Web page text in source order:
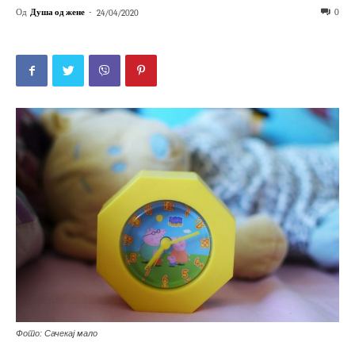
Од Душа од жене - 24/04/2020 0
Фото: Сачекај мало